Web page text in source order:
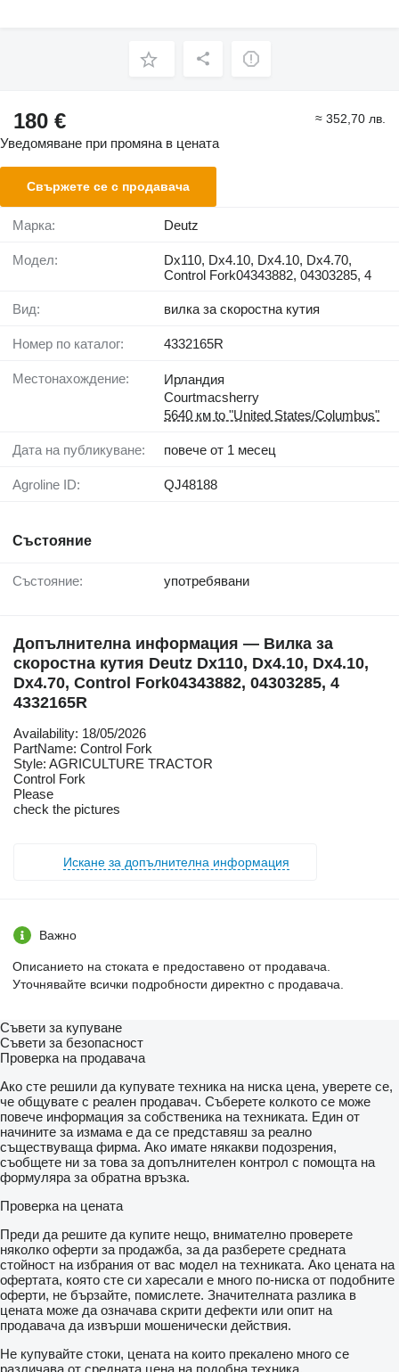
180 € ≈ 352,70 лв.
Уведомяване при промяна в цената
Свържете се с продавача
Марка: Deutz
Модел:
Dx110, Dx4.10, Dx4.10, Dx4.70,
Control Fork04343882, 04303285, 4
Вид: вилка за скоростна кутия
Номер по каталог: 4332165R
Местонахождение:
Ирландия
Courtmacsherry
5640 км to "United States/Columbus"
Дата на публикуване: повече от 1 месец
Agroline ID: QJ48188
Състояние
Състояние: употребявани
Допълнителна информация — Вилка за
скоростна кутия Deutz Dx110, Dx4.10, Dx4.10,
Dx4.70, Control Fork04343882, 04303285, 4
4332165R
Availability: 18/05/2026
PartName: Control Fork
Style: AGRICULTURE TRACTOR
Control Fork
Please
check the pictures
Искане за допълнителна информация
Важно
Описанието на стоката е предоставено от продавача.
Уточнявайте всички подробности директно с продавача.
Съвети за купуване
Съвети за безопасност
Проверка на продавача
Ако сте решили да купувате техника на ниска цена, уверете се,
че общувате с реален продавач. Съберете колкото се може
повече информация за собственика на техниката. Един от
начините за измама е да се представяш за реално
съществуваща фирма. Ако имате някакви подозрения,
съобщете ни за това за допълнителен контрол с помощта на
формуляра за обратна връзка.
Проверка на цената
Преди да решите да купите нещо, внимателно проверете
няколко оферти за продажба, за да разберете средната
стойност на избрания от вас модел на техниката. Ако цената на
офертата, която сте си харесали е много по-ниска от подобните
оферти, не бързайте, помислете. Значителната разлика в
цената може да означава скрити дефекти или опит на
продавача да извърши мошенически действия.
Не купувайте стоки, цената на които прекалено много се